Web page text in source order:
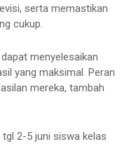
serta memastikan
cukup.
menyelesaikan
yang maksimal. Peran
mereka, tambah
2-5 juni siswa kelas